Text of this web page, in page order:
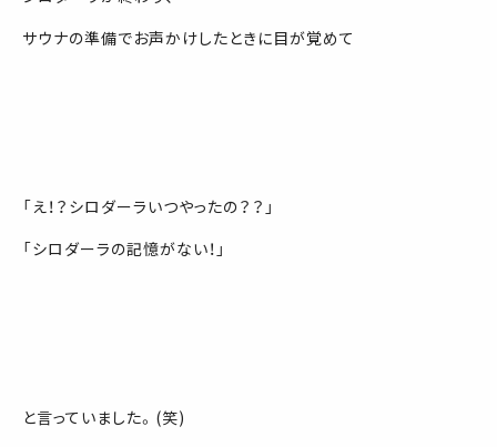
サウナの準備でお声かけしたときに目が覚めて
「え！？シロダーラいつやったの？？」
「シロダーラの記憶がない！」
と言っていました。(笑)